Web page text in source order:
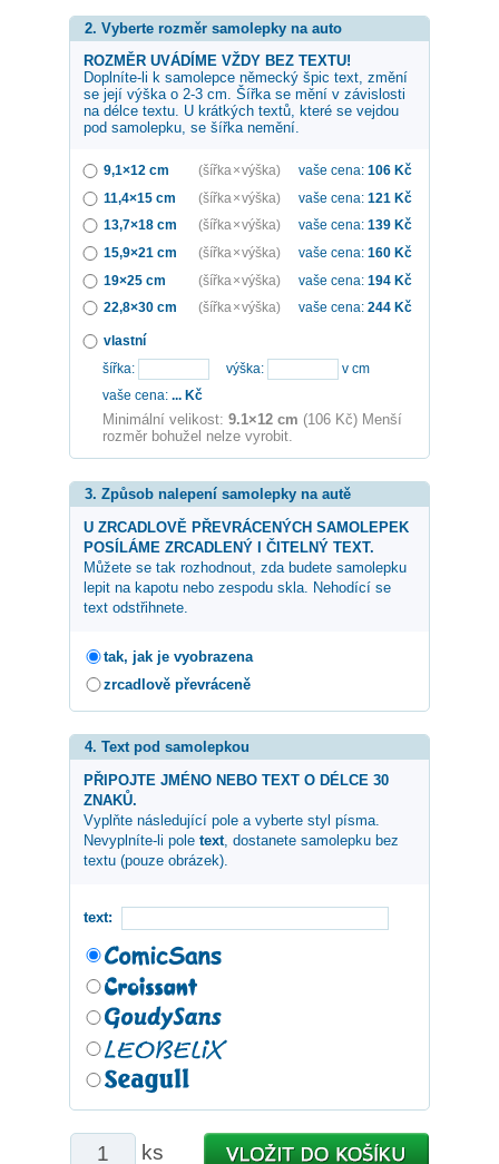
2. Vyberte rozměr samolepky na auto
ROZMĚR UVÁDÍME VŽDY BEZ TEXTU!
Doplníte-li k samolepce německý špic text, změní
se její výška o 2-3 cm. Šířka se mění v závislosti
na délce textu. U krátkých textů, které se vejdou
pod samolepku, se šířka nemění.
9,1×12 cm (šířka × výška) vaše cena: 106 Kč
11,4×15 cm
(šířka × výška) vaše cena: 121 Kč
13,7×18 cm
(šířka × výška) vaše cena: 139 Kč
15,9×21 cm
(šířka × výška) vaše cena: 160 Kč
19×25 cm
(šířka × výška) vaše cena: 194 Kč
22,8×30 cm
(šířka × výška) vaše cena: 244 Kč
vlastní
šířka:
výška:
v cm
vaše cena: ... Kč
Minimální velikost: 9.1×12 cm (106 Kč) Menší
rozměr bohužel nelze vyrobit.
3. Způsob nalepení samolepky na autě
U ZRCADLOVĚ PŘEVRÁCENÝCH SAMOLEPEK
POSÍLÁME ZRCADLENÝ I ČITELNÝ TEXT.
Můžete se tak rozhodnout, zda budete samolepku
lepit na kapotu nebo zespodu skla. Nehodící se
text odstřihnete.
tak, jak je vyobrazena
zrcadlově převráceně
4. Text pod samolepkou
PŘIPOJTE JMÉNO NEBO TEXT O DÉLCE 30
ZNAKŮ.
Vyplňte následující pole a vyberte styl písma.
Nevyplníte-li pole text, dostanete samolepku bez
textu (pouze obrázek).
text:
ks